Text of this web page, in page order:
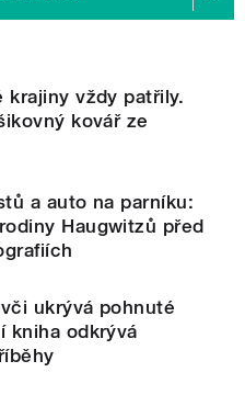
krajiny vždy patřily.
kovář ze
a auto na parníku:
Haugwitzů před
ukrývá pohnuté
kniha odkrývá